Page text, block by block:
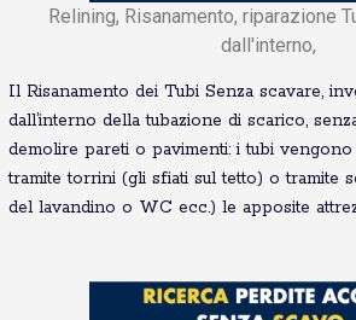
Relining, Risanamento, riparazione
dall'interno,
Il Risanamento dei Tubi Senza scavare,
dall’interno della tubazione di scarico,
demolire pareti o pavimenti: i tubi
tramite torrini (gli sfiati sul tetto) o tramite
del lavandino o WC ecc.) le apposite